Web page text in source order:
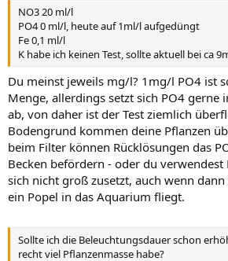
NO3 20 ml/l
PO4 0 ml/l, heute auf 1ml/l aufgedüngt
Fe 0,1 ml/l
K habe ich keinen Test, sollte aktuell bei ca
Du meinst jeweils mg/l? 1mg/l PO4 ist
Menge, allerdings setzt sich PO4
ab, von daher ist der Test ziemlich
Bodengrund kommen deine Pflanzen
beim Filter können Rücklösungen das
Becken befördern - oder du verwendest
sich nicht groß zusetzt, auch wenn
ein Popel in das Aquarium fliegt.
Sollte ich die Beleuchtungsdauer schon
recht viel Pflanzenmasse habe?